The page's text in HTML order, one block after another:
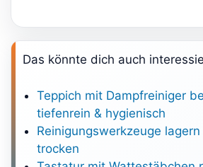
Das könnte dich auch
Teppich mit Dampfreiniger
tiefenrein & hygienisch
Reinigungswerkzeuge
trocken